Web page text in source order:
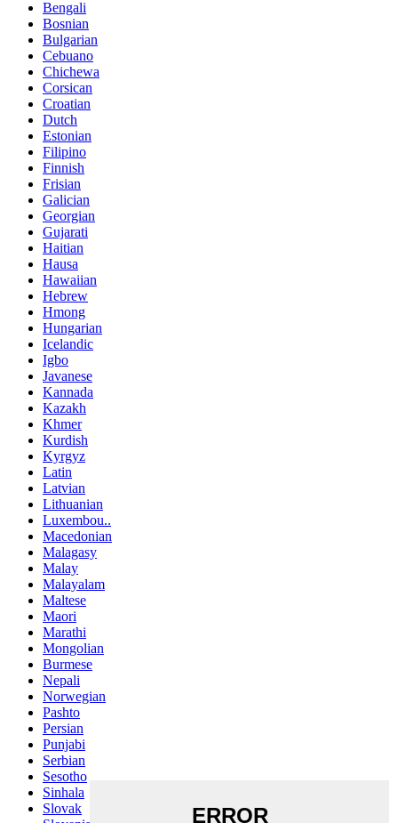
Bengali
Bosnian
Bulgarian
Cebuano
Chichewa
Corsican
Croatian
Dutch
Estonian
Filipino
Finnish
Frisian
Galician
Georgian
Gujarati
Haitian
Hausa
Hawaiian
Hebrew
Hmong
Hungarian
Icelandic
Igbo
Javanese
Kannada
Kazakh
Khmer
Kurdish
Kyrgyz
Latin
Latvian
Lithuanian
Luxembou..
Macedonian
Malagasy
Malay
Malayalam
Maltese
Maori
Marathi
Mongolian
Burmese
Nepali
Norwegian
Pashto
Persian
Punjabi
Serbian
Sesotho
Sinhala
Slovak